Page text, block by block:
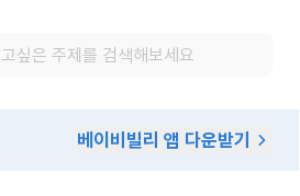
베이비빌리 앱 다운받기